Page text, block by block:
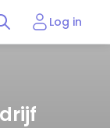
Log in